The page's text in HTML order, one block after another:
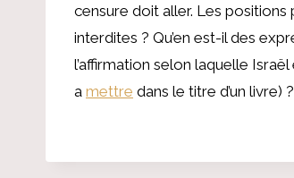
censure doit aller. Les
interdites ? Qu’en est-il des
l’affirmation selon laquelle
a mettre dans le titre d’un